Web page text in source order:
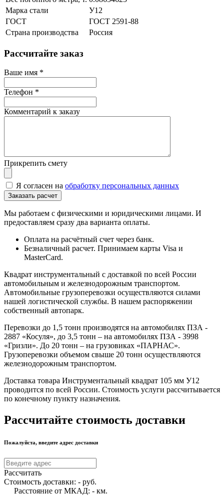
Марка стали
У12
ГОСТ
ГОСТ 2591-88
Страна производства
Россия
Рассчитайте заказ
Ваше имя *
Телефон *
Комментарий к заказу
Прикрепить смету
Я согласен на обработку персональных данных
Мы работаем с физическими и юридическими лицами. И
предоставляем сразу два варианта оплаты.
Оплата на расчётный счет через банк.
Безналичный расчет. Принимаем карты Visa и
MasterCard.
Квадрат инструментальный с доставкой по всей России
автомобильным и железнодорожным транспортом.
Автомобильные грузоперевозки осуществляются силами
нашей логистической службы. В нашем распоряжении
собственный автопарк.
Перевозки до 1,5 тонн производятся на автомобилях ПЗА -
2887 «Косуля», до 3,5 тонн – на автомобилях ПЗА - 3998
«Гризли». До 20 тонн – на грузовиках «ПАРНАС».
Грузоперевозки объемом свыше 20 тонн осуществляются
железнодорожным транспортом.
Доставка товара Инструментальный квадрат 105 мм У12
проводится по всей России. Стоимость услуги рассчитывается
по конечному пункту назначения.
Рассчитайте стоимость доставки
Пожалуйста, введите адрес доставки
Рассчитать
Стоимость доставки: - руб.
Расстояние от МКАД: - км.